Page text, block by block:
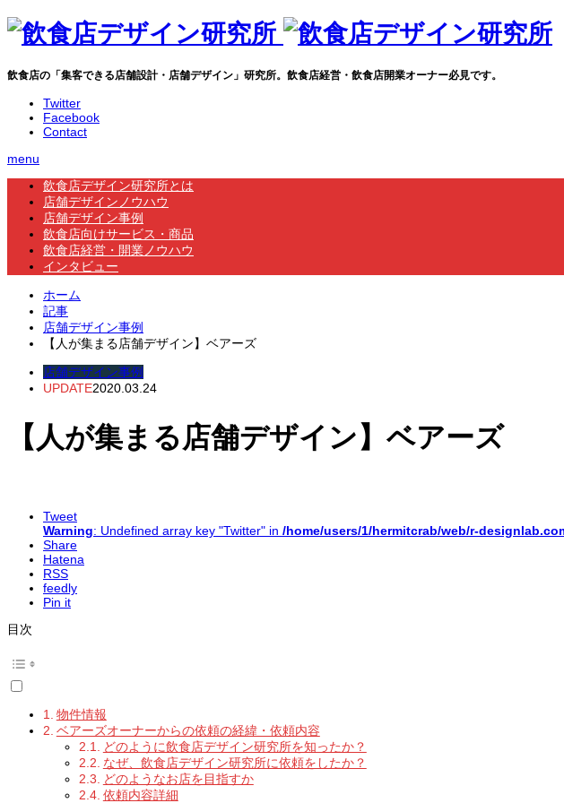
飲食店の「集客できる店舗設計・店舗デザイン」研究所。飲食店経営・飲食店開業オーナー必見です。
Twitter
Facebook
Contact
menu
飲食店デザイン研究所とは
店舗デザインノウハウ
店舗デザイン事例
飲食店向けサービス・商品
飲食店経営・開業ノウハウ
インタビュー
ホーム
記事
店舗デザイン事例
【人が集まる店舗デザイン】ベアーズ
店舗デザイン事例
UPDATE2020.03.24
【人が集まる店舗デザイン】ベアーズ
Tweet
Warning: Undefined array key "Twitter" in /home/users/1/hermitcrab/web/r-
Share
Hatena
RSS
feedly
Pin it
目次
物件情報
ベアーズオーナーからの依頼の経緯・依頼内容
どのように飲食店デザイン研究所を知ったか？
なぜ、飲食店デザイン研究所に依頼をしたか？
どのようなお店を目指すか
依頼内容詳細